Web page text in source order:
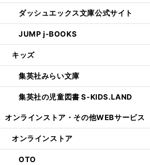
ダッシュエックス文庫公式サイト
JUMP j-BOOKS
キッズ
集英社みらい文庫
集英社の児童図書 S-KIDS.LAND
オンラインストア・ その他WEBサービス
オンラインストア
OTO